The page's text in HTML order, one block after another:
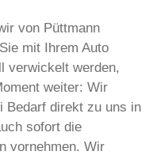
von Püttmann
mit Ihrem Auto
verwickelt werden,
weiter: Wir
Bedarf direkt zu uns in
sofort die
vornehmen. Wir